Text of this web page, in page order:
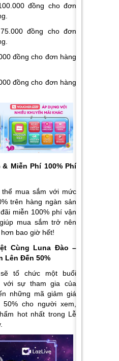
đồng cho đơn
đồng cho đơn
đồng cho đơn hàng
đồng cho đơn hàng
Miễn Phí 100% Phí
mua sắm với mức
trên hàng ngàn sản
miễn 100% phí vận
mua sắm trở nên
bao giờ hết!
Cùng Luna Đào –
Lên Đến 50%
tổ chức một buổi
với sự tham gia của
những mã giảm giá
cho người xem,
hot nhất trong Lễ